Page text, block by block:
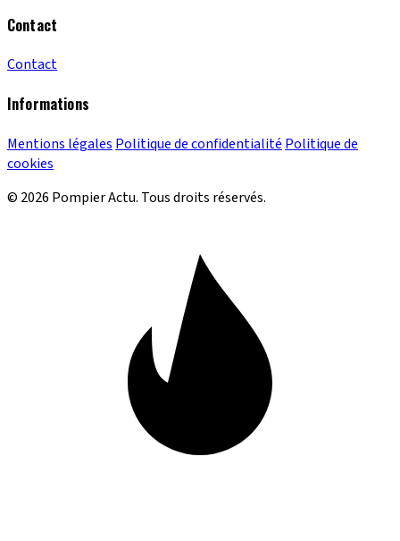
Contact
Contact
Informations
Mentions légales Politique de confidentialité Politique de
cookies
© 2026 Pompier Actu. Tous droits réservés.